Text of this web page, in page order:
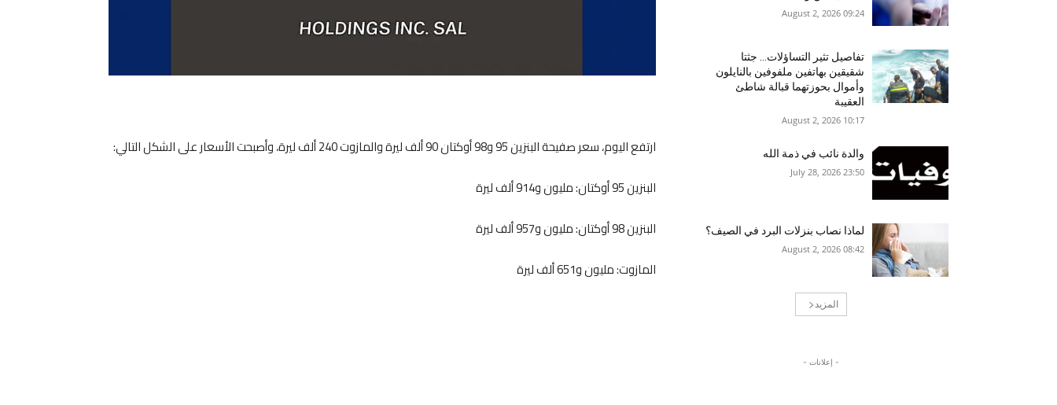
ارتفع اليوم، سعر صفيحة البنزين 95 و98 أوكتان 90 ألف ليرة والمازوت 240 ألف ليرة، وأصبحت الأسعار على الشكل التالي:
البنزين 95 أوكتان: مليون و914 ألف ليرة
البنزين 98 أوكتان: مليون و957 ألف ليرة
المازوت: مليون و651 ألف ليرة
09:24 2026 ,August 2
تفاصيل تثير التساؤلات… جثتا
شقيقين بهاتفين ملفوفين بالنايلون
وأموال بحوزتهما قبالة شاطئ
العقيبة
10:17 2026 ,August 2
والدة نائب في ذمة الله
23:50 2026 ,July 28
لماذا نصاب بنزلات البرد في الصيف؟
08:42 2026 ,August 2
المزيد
- إعلانات -